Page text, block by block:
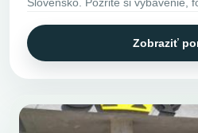
Slovensko. Pozrite si vybavenie,
Zobraziť